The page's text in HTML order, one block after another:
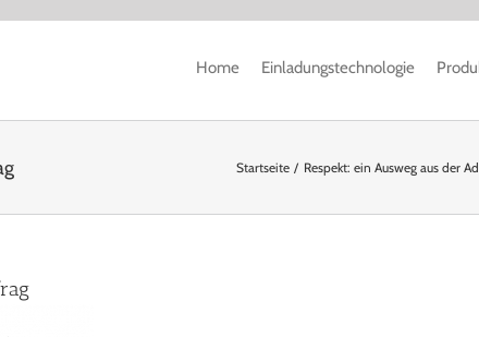
Home
Einladungstechnologie
Startseite Respekt: ein Ausweg aus der